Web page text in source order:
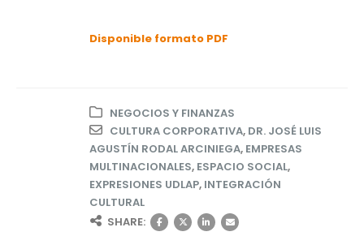
Disponible formato PDF
NEGOCIOS Y FINANZAS
CULTURA CORPORATIVA, DR. JOSÉ LUIS
AGUSTÍN RODAL ARCINIEGA, EMPRESAS
MULTINACIONALES, ESPACIO SOCIAL,
EXPRESIONES UDLAP, INTEGRACIÓN
CULTURAL
SHARE: